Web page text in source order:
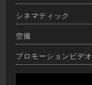
シネマティック
空撮
プロモーションビデオ